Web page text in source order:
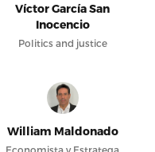
Víctor García San
Inocencio
Politics and justice
William Maldonado
Economista y Estratega